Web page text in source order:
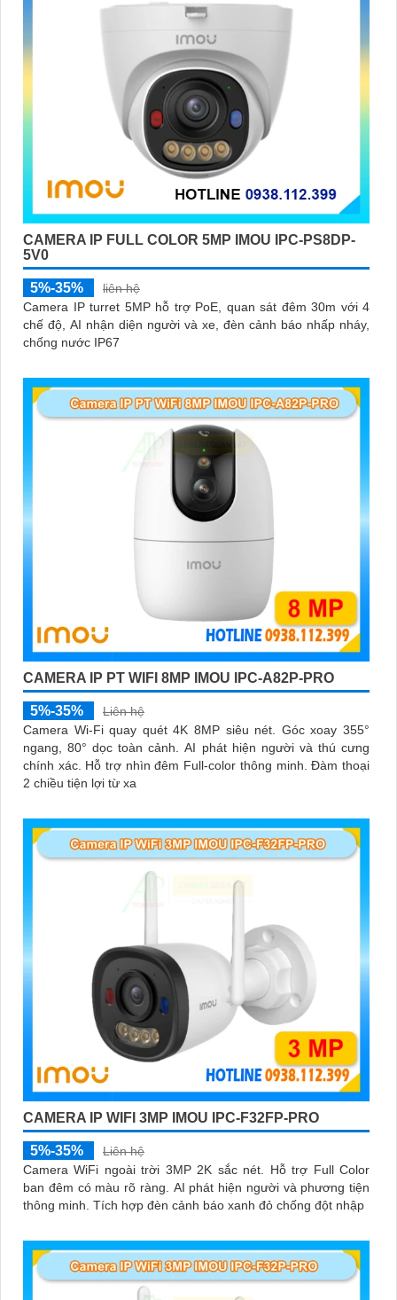
CAMERA IP FULL COLOR 5MP IMOU IPC-PS8DP-
5V0
5%-35%
liên hệ
Camera IP turret 5MP hỗ trợ PoE, quan sát đêm 30m với 4
chế độ, AI nhận diện người và xe, đèn cảnh báo nhấp nháy,
chống nước IP67
CAMERA IP PT WIFI 8MP IMOU IPC-A82P-PRO
5%-35%
Liên hệ
Camera Wi-Fi quay quét 4K 8MP siêu nét. Góc xoay 355°
ngang, 80° dọc toàn cảnh. AI phát hiện người và thú cưng
chính xác. Hỗ trợ nhìn đêm Full-color thông minh. Đàm thoại
2 chiều tiện lợi từ xa
CAMERA IP WIFI 3MP IMOU IPC-F32FP-PRO
5%-35%
Liên hệ
Camera WiFi ngoài trời 3MP 2K sắc nét. Hỗ trợ Full Color
ban đêm có màu rõ ràng. AI phát hiện người và phương tiện
thông minh. Tích hợp đèn cảnh báo xanh đỏ chống đột nhập